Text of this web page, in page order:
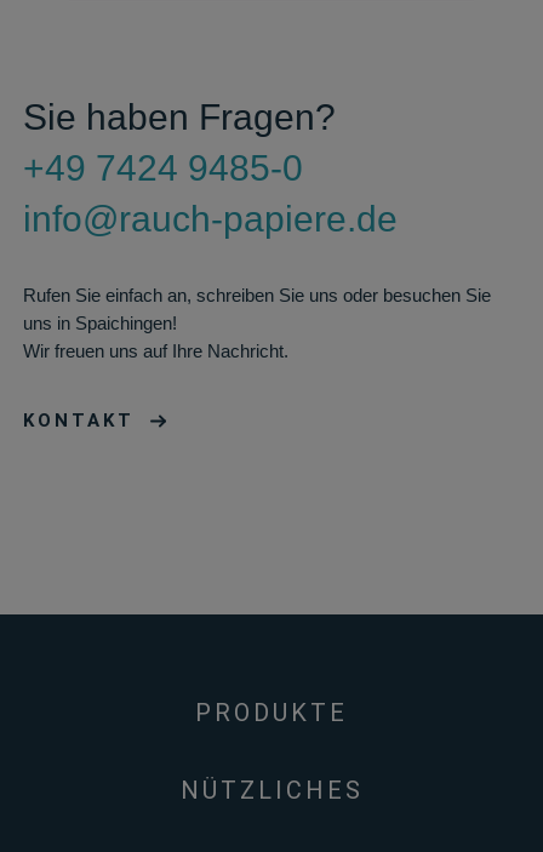
Sie haben Fragen?
+49 7424 9485-0
info@rauch-papiere.de
Rufen Sie einfach an, schreiben Sie uns oder besuchen Sie
uns in Spaichingen!
Wir freuen uns auf Ihre Nachricht.
KONTAKT
PRODUKTE
NÜTZLICHES